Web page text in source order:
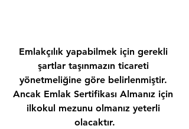
Emlakçılık yapabilmek için gerekli
şartlar taşınmazın ticareti
yönetmeliğine göre belirlenmiştir.
Ancak Emlak Sertifikası Almanız için
ilkokul mezunu olmanız yeterli
olacaktır.